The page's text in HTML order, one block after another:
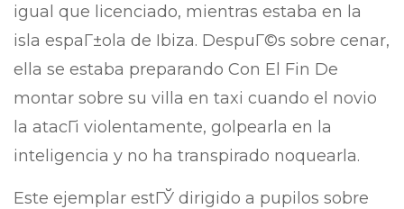
igual que licenciado, mientras estaba en la
isla espaГ±ola de Ibiza. DespuГ©s sobre cenar,
ella se estaba preparando Con El Fin De
montar sobre su villa en taxi cuando el novio
la atacГі violentamente, golpearla en la
inteligencia y no ha transpirado noquearla.
Este ejemplar estГЎ dirigido a pupilos sobre